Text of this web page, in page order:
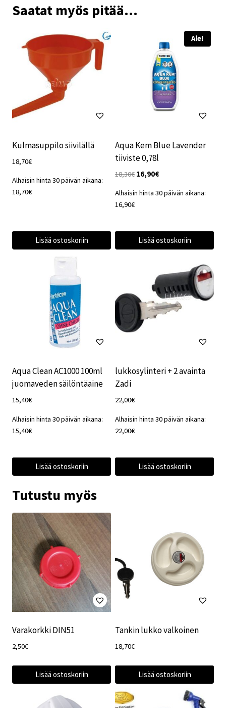
Saatat myös pitää...
Kulmasuppilo siivilällä
18,70€
Alhaisin hinta 30 päivän aikana:
18,70€
Lisää ostoskoriin
Ale!
Aqua Kem Blue Lavender
tiiviste 0,78l
18,30€ Alkuperäinen
oli:
16,90€Nykyinen
on:
Alhaisin hinta 30 päivän aikana:
16,90€
Lisää ostoskoriin
Aqua Clean AC1000 100ml
juomaveden säilöntäaine
15,40€
Alhaisin hinta 30 päivän aikana:
15,40€
Lisää ostoskoriin
lukkosylinteri + 2 avainta
Zadi
22,00€
Alhaisin hinta 30 päivän aikana:
22,00€
Lisää ostoskoriin
Tutustu myös
Varakorkki DIN51
2,50€
Lisää ostoskoriin
Tankin lukko valkoinen
18,70€
Lisää ostoskoriin